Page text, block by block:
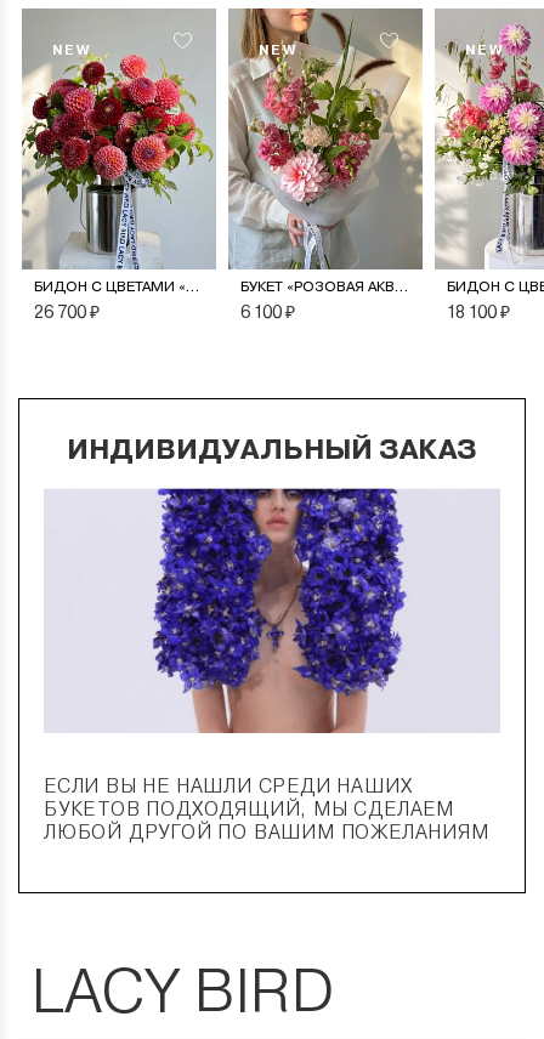
NEW
БИДОН С ЦВЕТАМИ «МОНПАНСЬЕ»
26 700 ₽
NEW
БУКЕТ «РОЗОВАЯ АКВАРЕЛЬ»
6 100 ₽
NEW
18 100 ₽
ИНДИВИДУАЛЬНЫЙ ЗАКАЗ
ЕСЛИ ВЫ НЕ НАШЛИ СРЕДИ НАШИХ
БУКЕТОВ ПОДХОДЯЩИЙ, МЫ СДЕЛАЕМ
ЛЮБОЙ ДРУГОЙ ПО ВАШИМ ПОЖЕЛАНИЯМ
LACY BIRD